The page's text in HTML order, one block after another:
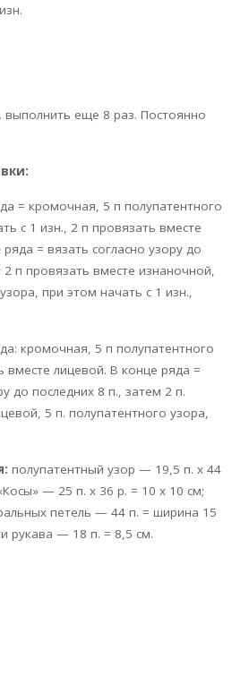
выполнить еще 8 раз. Постоянно
= кромочная, 5 п полупатентного
с 1 изн., 2 п провязать вместе
= вязать согласно узору до
п провязать вместе изнаночной,
при этом начать с 1 изн.,
кромочная, 5 п полупатентного
вместе лицевой. В конце ряда =
до последних 8 п., затем 2 п.
5 п. полупатентного узора,
полупатентный узор — 19,5 п. х 44
— 25 п. х 36 р. = 10 х 10 см;
петель — 44 п. = ширина 15
рукава — 18 п. = 8,5 см.